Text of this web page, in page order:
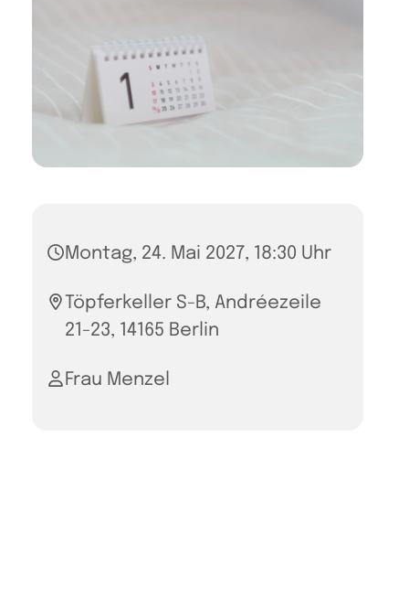
Montag, 24. Mai 2027, 18:30 Uhr
Töpferkeller S-B, Andréezeile
21-23, 14165 Berlin
Frau Menzel